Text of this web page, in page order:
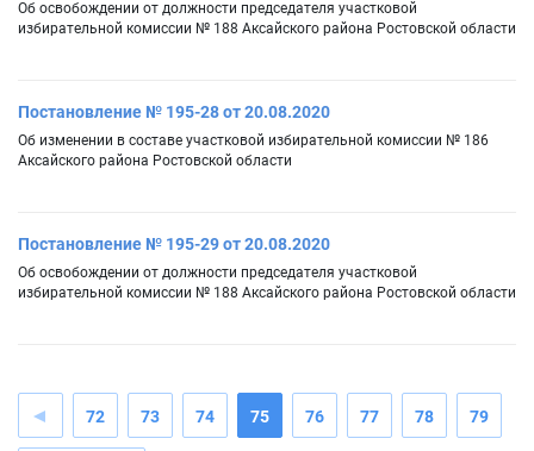
Об освобождении от должности председателя участковой
избирательной комиссии № 188 Аксайского района Ростовской области
Постановление № 195-28 от 20.08.2020
Об изменении в составе участковой избирательной комиссии № 186
Аксайского района Ростовской области
Постановление № 195-29 от 20.08.2020
Об освобождении от должности председателя участковой
избирательной комиссии № 188 Аксайского района Ростовской области
72 73 74 75 76 77 78 79